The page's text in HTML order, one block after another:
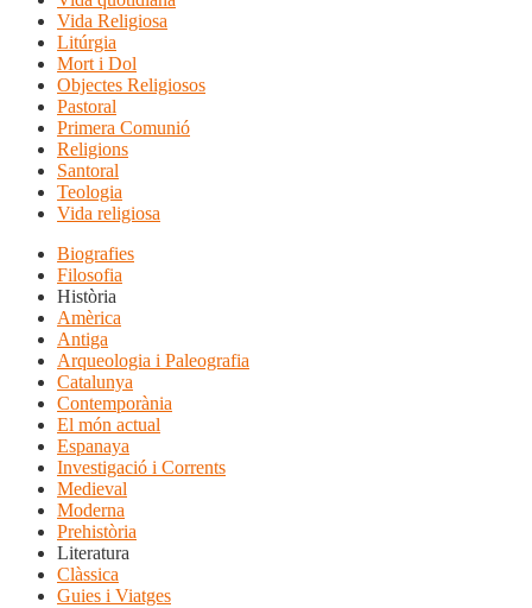
Vida Religiosa
Litúrgia
Mort i Dol
Objectes Religiosos
Pastoral
Primera Comunió
Religions
Santoral
Teologia
Vida religiosa
Biografies
Filosofia
Història
Amèrica
Antiga
Arqueologia i Paleografia
Catalunya
Contemporània
El món actual
Espanaya
Investigació i Corrents
Medieval
Moderna
Prehistòria
Literatura
Clàssica
Guies i Viatges